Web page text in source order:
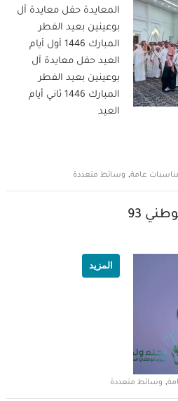
المعايدة حفل معايدة آل
بوعينين بعيد الفطر
المبارك 1446 أول أيام
العيد حفل معايدة آل
بوعينين بعيد الفطر
المبارك 1446 ثاني أيام
العيد
عامة, وسائط متعددة
93
المزيد
, وسائط متعددة